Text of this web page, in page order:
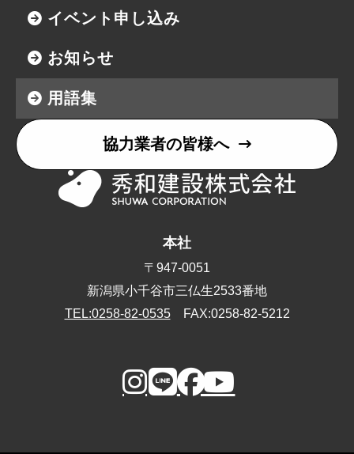
イベント申し込み
お知らせ
用語集
協力業者の皆様へ
本社
〒947-0051
新潟県小千谷市三仏生2533番地
TEL:0258-82-0535FAX:0258-82-5212